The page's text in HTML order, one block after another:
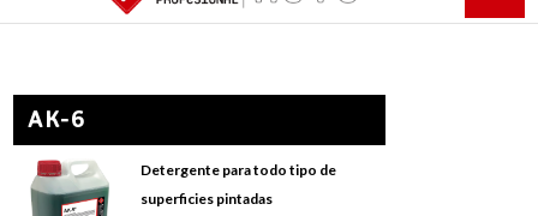
AK-6
Detergente para todo tipo de
superficies pintadas